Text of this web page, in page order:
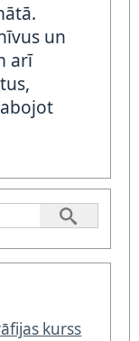
un
arī
kurss